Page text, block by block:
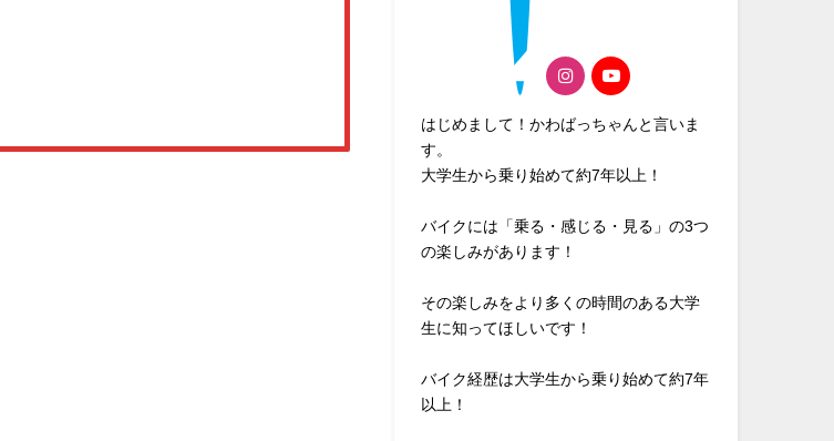
はじめまして！かわばっちゃんと言いま
す。
大学生から乗り始めて約7年以上！
バイクには「乗る・感じる・見る」の3つ
の楽しみがあります！
その楽しみをより多くの時間のある大学
生に知ってほしいです！
バイク経歴は大学生から乗り始めて約7年
以上！